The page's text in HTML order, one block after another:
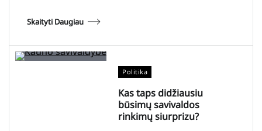
Skaityti Daugiau
Politika
Kas taps didžiausiu
būsimų savivaldos
rinkimų siurprizu?